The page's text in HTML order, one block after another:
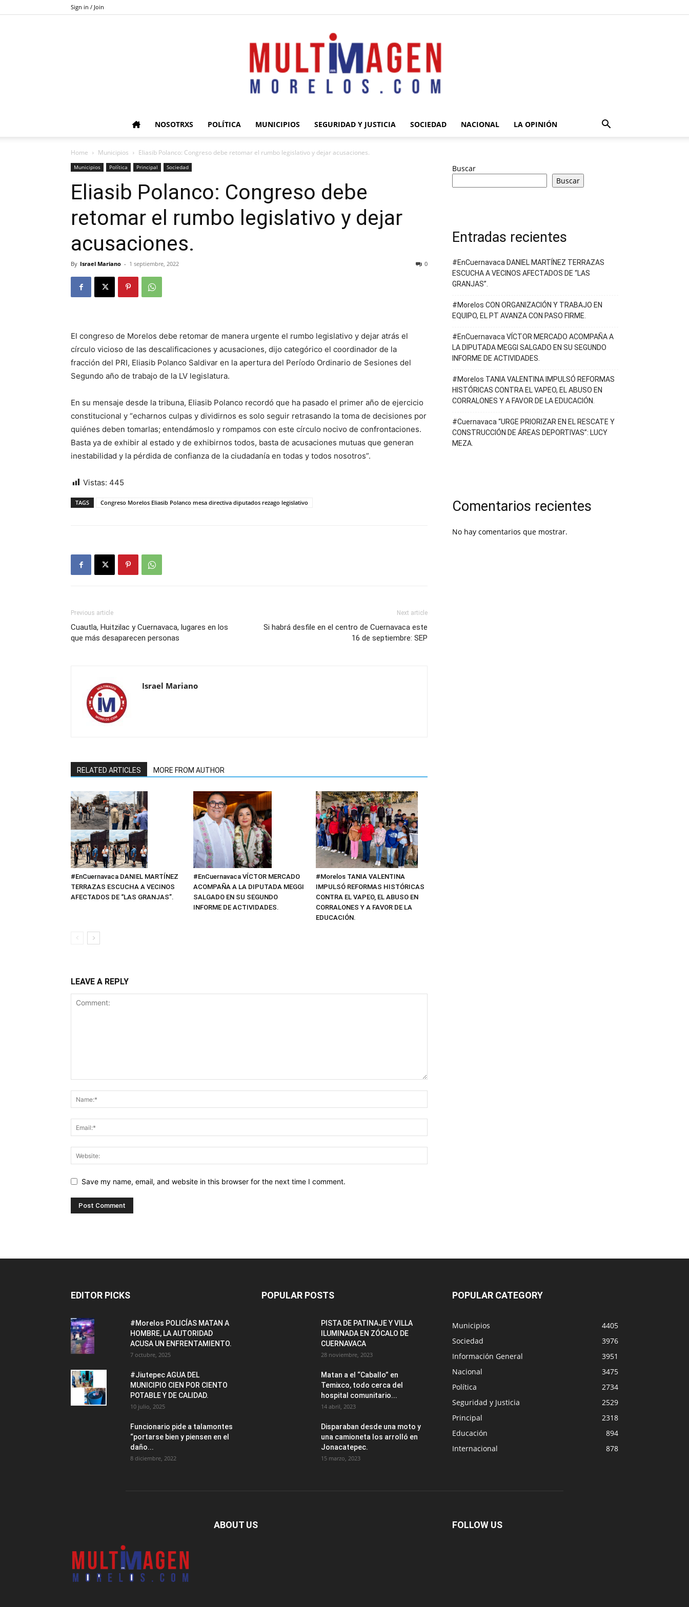
Sign in / Join
Morelos
NOSOTRXS POLÍTICA MUNICIPIOS SEGURIDAD Y JUSTICIA SOCIEDAD NACIONAL LA OPINIÓN
Home Municipios Eliasib Polanco: Congreso debe retomar el rumbo legislativo y dejar acusaciones.
Municipios Política Principal Sociedad
Eliasib Polanco: Congreso debe
retomar el rumbo legislativo y dejar
acusaciones.
By Israel Mariano - 1 septiembre, 2022 0
El congreso de Morelos debe retomar de manera urgente el rumbo legislativo y dejar atrás el
círculo vicioso de las descalificaciones y acusaciones, dijo categórico el coordinador de la
fracción del PRI, Eliasib Polanco Saldivar en la apertura del Período Ordinario de Sesiones del
Segundo año de trabajo de la LV legislatura.
En su mensaje desde la tribuna, Eliasib Polanco recordó que ha pasado el primer año de ejercicio
constitucional y “echarnos culpas y dividirnos es solo seguir retrasando la toma de decisiones por
quiénes deben tomarlas; entendámoslo y rompamos con este círculo nocivo de confrontaciones.
Basta ya de exhibir al estado y de exhibirnos todos, basta de acusaciones mutuas que generan
inestabilidad y la pérdida de confianza de la ciudadanía en todas y todos nosotros”.
Vistas: 445
TAGS Congreso Morelos Eliasib Polanco mesa directiva diputados rezago legislativo
Previous article
Cuautla, Huitzilac y Cuernavaca, lugares en los
que más desaparecen personas
Next article
Si habrá desfile en el centro de Cuernavaca este
16 de septiembre: SEP
Israel Mariano
RELATED ARTICLES MORE FROM AUTHOR
#EnCuernavaca DANIEL MARTÍNEZ
TERRAZAS ESCUCHA A VECINOS
AFECTADOS DE “LAS GRANJAS”.
#EnCuernavaca VÍCTOR MERCADO
ACOMPAÑA A LA DIPUTADA MEGGI
SALGADO EN SU SEGUNDO
INFORME DE ACTIVIDADES.
#Morelos TANIA VALENTINA
IMPULSÓ REFORMAS HISTÓRICAS
CONTRA EL VAPEO, EL ABUSO EN
CORRALONES Y A FAVOR DE LA
EDUCACIÓN.
LEAVE A REPLY
Save my name, email, and website in this browser for the next time I comment.
Buscar
Buscar
Entradas recientes
#EnCuernavaca DANIEL MARTÍNEZ TERRAZAS
ESCUCHA A VECINOS AFECTADOS DE “LAS
GRANJAS”.
#Morelos CON ORGANIZACIÓN Y TRABAJO EN
EQUIPO, EL PT AVANZA CON PASO FIRME.
#EnCuernavaca VÍCTOR MERCADO ACOMPAÑA A
LA DIPUTADA MEGGI SALGADO EN SU SEGUNDO
INFORME DE ACTIVIDADES.
#Morelos TANIA VALENTINA IMPULSÓ REFORMAS
HISTÓRICAS CONTRA EL VAPEO, EL ABUSO EN
CORRALONES Y A FAVOR DE LA EDUCACIÓN.
#Cuernavaca “URGE PRIORIZAR EN EL RESCATE Y
CONSTRUCCIÓN DE ÁREAS DEPORTIVAS”: LUCY
MEZA.
Comentarios recientes
No hay comentarios que mostrar.
EDITOR PICKS
#Morelos POLICÍAS MATAN A
HOMBRE, LA AUTORIDAD
ACUSA UN ENFRENTAMIENTO.
7 octubre, 2025
#Jiutepec AGUA DEL
MUNICIPIO CIEN POR CIENTO
POTABLE Y DE CALIDAD.
10 julio, 2025
Funcionario pide a talamontes
“portarse bien y piensen en el
daño...
8 diciembre, 2022
POPULAR POSTS
PISTA DE PATINAJE Y VILLA
ILUMINADA EN ZÓCALO DE
CUERNAVACA
28 noviembre, 2023
Matan a el “Caballo” en
Temixco, todo cerca del
hospital comunitario...
14 abril, 2023
Disparaban desde una moto y
una camioneta los arrolló en
Jonacatepec.
15 marzo, 2023
POPULAR CATEGORY
Municipios
4405
Sociedad
3976
Información General
3951
Nacional
3475
Política
2734
Seguridad y Justicia
2529
Principal
2318
Educación
894
Internacional
878
ABOUT US FOLLOW US